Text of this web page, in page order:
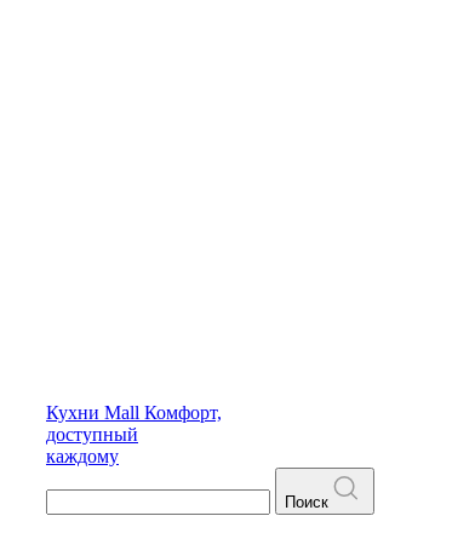
Кухни Mall Комфорт,
доступный
каждому
Поиск